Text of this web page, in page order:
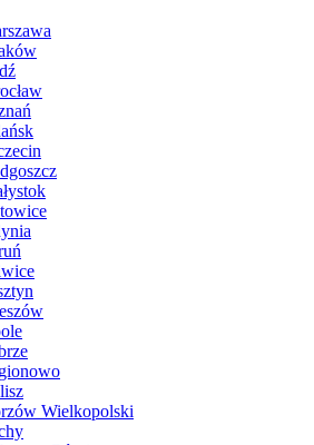
Wielkopolski